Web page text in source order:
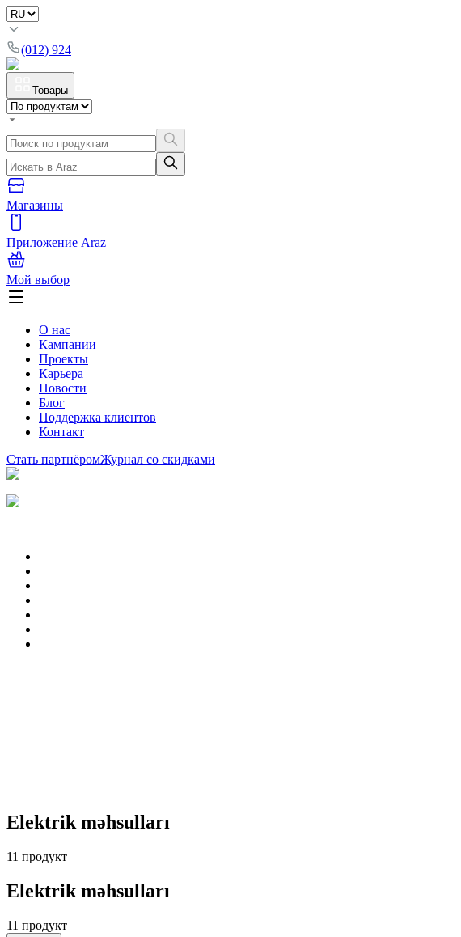
(012) 924
Товары
Магазины
Приложение Araz
Мой выбор
О нас
Кампании
Проекты
Карьера
Новости
Блог
Поддержка клиентов
Контакт
Стать партнёромЖурнал со скидками
Elektrik məhsulları
11 продукт
Elektrik məhsulları
11 продукт